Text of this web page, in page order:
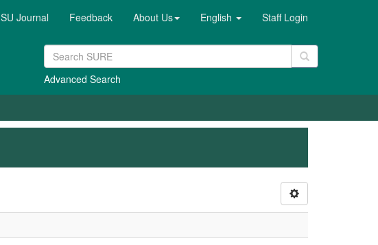
SU Journal Feedback About Us English Staff Login
Advanced Search